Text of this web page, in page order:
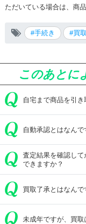
ただいている場合は、商
#手続き #買
このあとに
自宅まで商品を引き
自動承認とはなんで
査定結果を確認し
できますか？
買取了承とはなんで
未成年ですが、買取